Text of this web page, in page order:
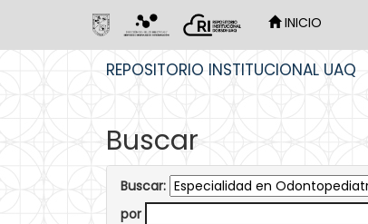
INICIO
REPOSITORIO INSTITUCIONAL UAQ
Buscar
Buscar:
por